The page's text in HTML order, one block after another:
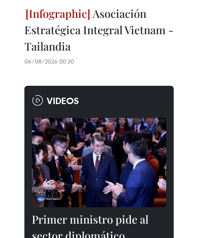
Asociación
Estratégica Integral Vietnam -
Tailandia
06/08/2026 00:30
VIDEOS
Primer ministro pide al